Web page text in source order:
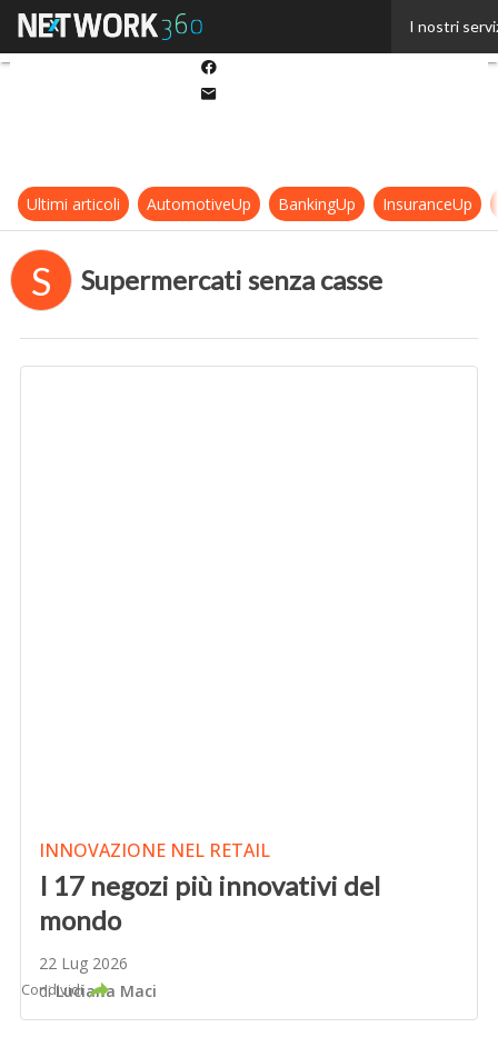
I nostri
Ultimi articoli AutomotiveUp BankingUp InsuranceUp
S Supermercati senza casse
INNOVAZIONE NEL RETAIL
I 17 negozi più innovativi del
mondo
22 Lug 2026
diLuciana Maci
Condividi